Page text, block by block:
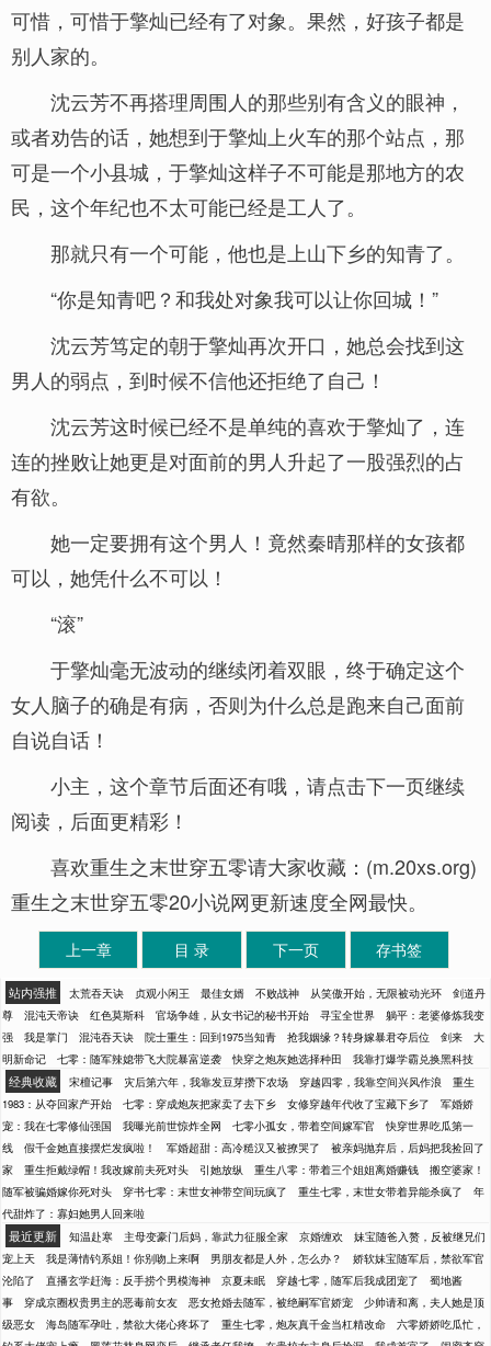
可惜，可惜于擎灿已经有了对象。果然，好孩子都是
别人家的。
沈云芳不再搭理周围人的那些别有含义的眼神，
或者劝告的话，她想到于擎灿上火车的那个站点，那
可是一个小县城，于擎灿这样子不可能是那地方的农
民，这个年纪也不太可能已经是工人了。
那就只有一个可能，他也是上山下乡的知青了。
“你是知青吧？和我处对象我可以让你回城！”
沈云芳笃定的朝于擎灿再次开口，她总会找到这
男人的弱点，到时候不信他还拒绝了自己！
沈云芳这时候已经不是单纯的喜欢于擎灿了，连
连的挫败让她更是对面前的男人升起了一股强烈的占
有欲。
她一定要拥有这个男人！竟然秦晴那样的女孩都
可以，她凭什么不可以！
“滚”
于擎灿毫无波动的继续闭着双眼，终于确定这个
女人脑子的确是有病，否则为什么总是跑来自己面前
自说自话！
小主，这个章节后面还有哦，请点击下一页继续
阅读，后面更精彩！
喜欢重生之末世穿五零请大家收藏：(m.20xs.org)
重生之末世穿五零20小说网更新速度全网最快。
上一章 目 录 下一页 存书签
站内强推 太荒吞天诀 贞观小闲王 最佳女婿 不败战神 从笑傲开始，无限被动光环
剑道丹
尊
混沌天帝诀 红色莫斯科 官场争雄，从女书记的秘书开始 寻宝全世界
躺平：老婆修炼我变
强
我是掌门 混沌吞天诀 院士重生：回到1975当知青 抢我姻缘？转身嫁暴君夺后位 剑来
大
明新命记
七零：随军辣媳带飞大院暴富逆袭 快穿之炮灰她选择种田 我靠打爆学霸兑换黑科技
经典收藏 宋檀记事 灾后第六年，我靠发豆芽攒下农场 穿越四零，我靠空间兴风作浪
重生
1983：从夺回家产开始
七零：穿成炮灰把家卖了去下乡 女修穿越年代收了宝藏下乡了
军婚娇
宠：我在七零修仙强国
我曝光前世惊炸全网 七零小孤女，带着空间嫁军官
快穿世界吃瓜第一
线
假千金她直接摆烂发疯啦！ 军婚超甜：高冷糙汉又被撩哭了
被亲妈抛弃后，后妈把我捡回了
家
重生拒戴绿帽！我改嫁前夫死对头 引她放纵 重生八零：带着三个姐姐离婚赚钱
搬空婆家！
随军被骗婚嫁你死对头
穿书七零：末世女神带空间玩疯了 重生七零，末世女带着异能杀疯了
年
代甜炸了：寡妇她男人回来啦
最近更新 知温赴寒 主母变豪门后妈，靠武力征服全家 京婚缠欢
妹宝随爸入赘，反被继兄们
宠上天
我是薄情钓系姐！你别吻上来啊 男朋友都是人外，怎么办？
娇软妹宝随军后，禁欲军官
沦陷了
直播玄学赶海：反手捞个男模海神 京夏未眠 穿越七零，随军后我成团宠了
蜀地酱
事
穿成京圈权贵男主的恶毒前女友 恶女抢婚去随军，被绝嗣军官娇宠
少帅请和离，夫人她是顶
级恶女
海岛随军孕吐，禁欲大佬心疼坏了 重生七零，炮灰真千金当杠精改命
六零娇娇吃瓜忙，